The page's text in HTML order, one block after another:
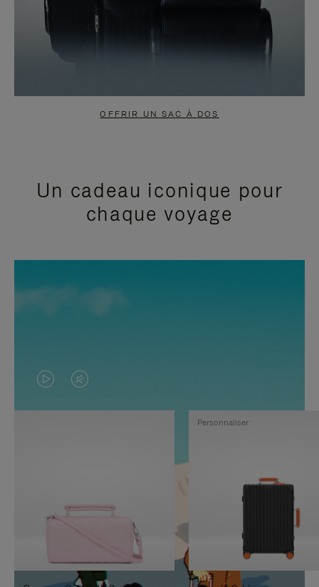
OFFRIR UN SAC À DOS
Un cadeau iconique pour
chaque voyage
LA
VIDÉO
PAUSE,
APPUYEZ
SUR
LE
SON
DÉSACTIVÉ.
VEUILLEZ
Personnaliser